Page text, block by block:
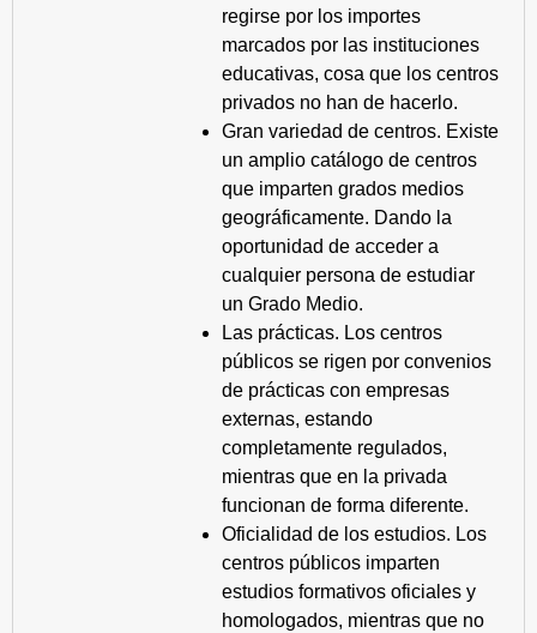
regirse por los importes
marcados por las instituciones
educativas, cosa que los centros
privados no han de hacerlo.
Gran variedad de centros. Existe
un amplio catálogo de centros
que imparten grados medios
geográficamente. Dando la
oportunidad de acceder a
cualquier persona de estudiar
un Grado Medio.
Las prácticas. Los centros
públicos se rigen por convenios
de prácticas con empresas
externas, estando
completamente regulados,
mientras que en la privada
funcionan de forma diferente.
Oficialidad de los estudios. Los
centros públicos imparten
estudios formativos oficiales y
homologados, mientras que no